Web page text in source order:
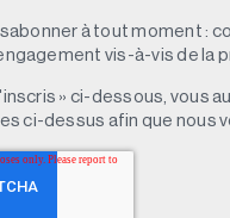
à tout moment :
vis-à-vis de la
» ci-dessous,
ci-dessus afin que nous